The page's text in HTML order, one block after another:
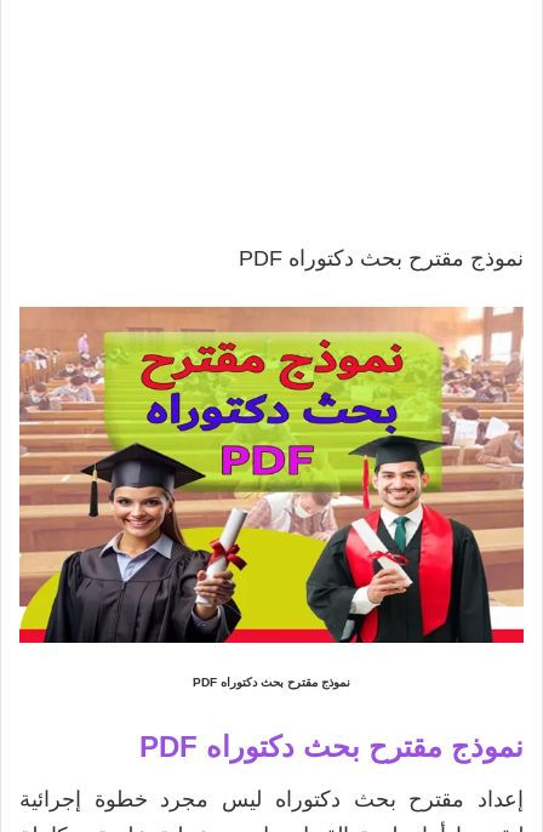
نموذج مقترح بحث دكتوراه PDF
نموذج مقترح بحث دكتوراه PDF
نموذج مقترح بحث دكتوراه PDF
إعداد مقترح بحث دكتوراه ليس مجرد خطوة إجرائية